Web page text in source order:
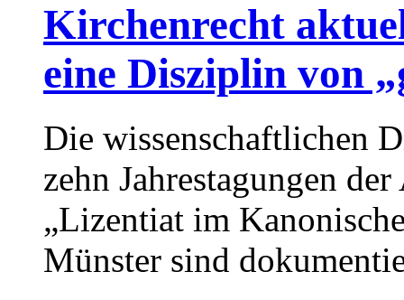
Kirchenrecht
eine Disziplin von
Die wissenschaftlichen
zehn Jahrestagungen
„Lizentiat im
Münster sind